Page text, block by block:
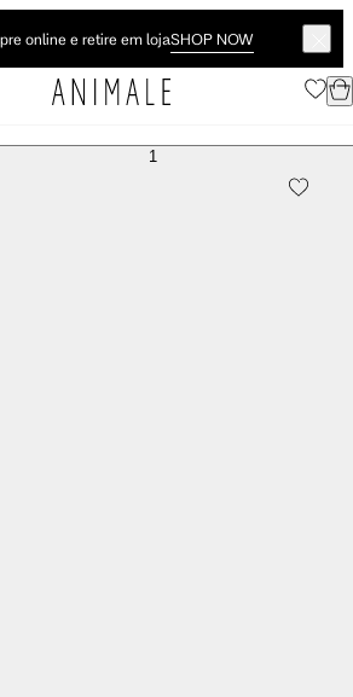
online e retire em lojaSHOP NOW